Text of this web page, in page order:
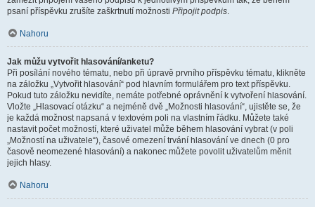
psaní příspěvku zrušíte zaškrtnutí možnosti Připojit podpis.
Nahoru
Jak můžu vytvořit hlasování/anketu?
Při posílání nového tématu, nebo při úpravě prvního příspěvku tématu, klikněte
na záložku „Vytvořit hlasování“ pod hlavním formulářem pro text příspěvku.
Pokud tuto záložku nevidíte, nemáte potřebné oprávnění k vytvoření hlasování.
Vložte „Hlasovací otázku“ a nejméně dvě „Možnosti hlasování“, ujistěte se, že
je každá možnost napsaná v textovém poli na vlastním řádku. Můžete také
nastavit počet možností, které uživatel může během hlasování vybrat (v poli
„Možností na uživatele“), časové omezení trvání hlasování ve dnech (0 pro
časově neomezené hlasování) a nakonec můžete povolit uživatelům měnit
jejich hlasy.
Nahoru